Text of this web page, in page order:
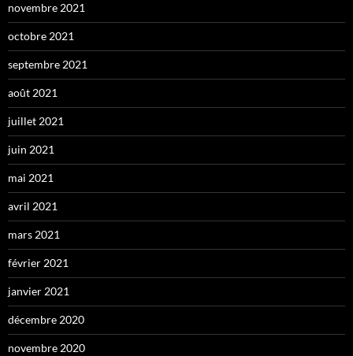
novembre 2021
octobre 2021
septembre 2021
août 2021
juillet 2021
juin 2021
mai 2021
avril 2021
mars 2021
février 2021
janvier 2021
décembre 2020
novembre 2020